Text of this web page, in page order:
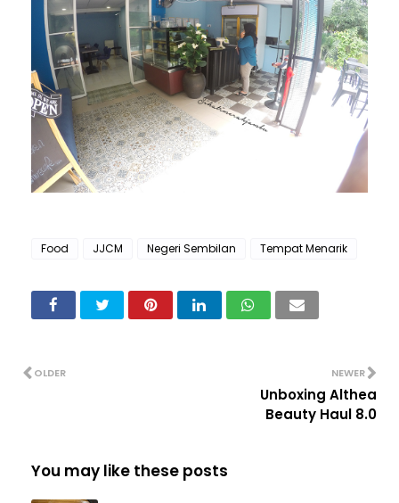
Food JJCM Negeri Sembilan Tempat Menarik
NEWER
Unboxing Althea
Beauty Haul 8.0
OLDER
You may like these posts